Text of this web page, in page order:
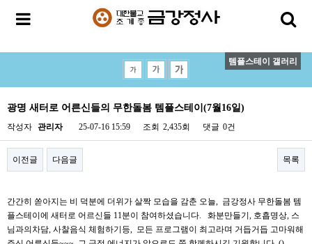
템플스테이 갤러리
광명 새터로 어른신들의 무한돌봄 템플스테이(7월16일)
작성자 관리자 25-07-16 15:59 조회 2,435회 댓글 0건
이전글 다음글 목록
간간히 쏟아지는 비 덕분에 더위가 살짝 모습을 감춘 오늘, 금강정사 무한돌봄 템
플스테이에 새터로 어르신들 11분이 참여하셨습니다. 화분만들기, 호흡명상, 스
님과의차담, 사찰음식 체험하기등, 모든 프로그램이 최고라며 거듭거듭 고마워해